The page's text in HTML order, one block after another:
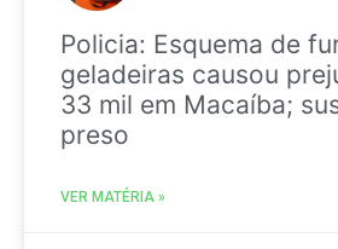
Policia: Esquema de
geladeiras causou
33 mil em Macaíba;
preso
VER MATÉRIA »